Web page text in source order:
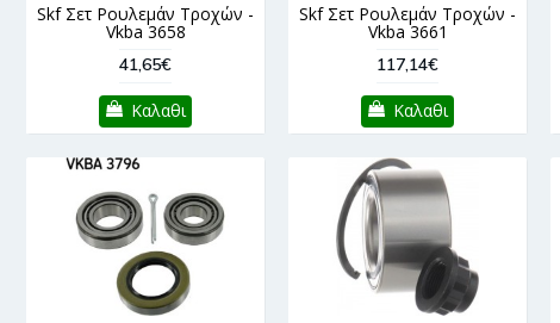
Skf Σετ Ρουλεμάν Τροχών -
Vkba 3658
41,65€
Καλαθι
Skf Σετ Ρουλεμάν Τροχών -
Vkba 3661
117,14€
Καλαθι